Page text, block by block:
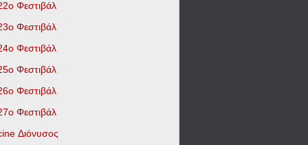
Φεστιβάλ
Φεστιβάλ
Φεστιβάλ
Φεστιβάλ
Φεστιβάλ
Φεστιβάλ
Διόνυσος